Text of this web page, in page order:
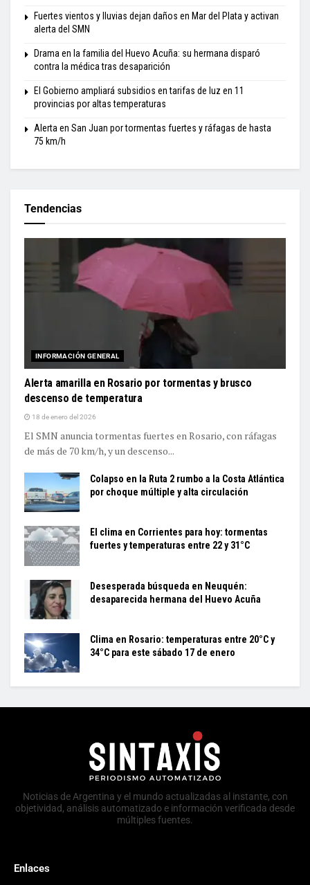
Fuertes vientos y lluvias dejan daños en Mar del Plata y activan
alerta del SMN
Drama en la familia del Huevo Acuña: su hermana disparó
contra la médica tras desaparición
El Gobierno ampliará subsidios en tarifas de luz en 11
provincias por altas temperaturas
Alerta en San Juan por tormentas fuertes y ráfagas de hasta
75 km/h
Tendencias
INFORMACIÓN GENERAL
Alerta amarilla en Rosario por tormentas y brusco
descenso de temperatura
18 de enero del 2026
El SMN anuncia tormentas fuertes en Rosario, con ráfagas
de más de 70 km/h, y un descenso...
Colapso en la Ruta 2 rumbo a la Costa Atlántica
por choque múltiple y alta circulación
El clima en Corrientes para hoy: tormentas
fuertes y temperaturas entre 22 y 31°C
Desesperada búsqueda en Neuquén:
desaparecida hermana del Huevo Acuña
Clima en Rosario: temperaturas entre 20°C y
34°C para este sábado 17 de enero
Noticias de Argentina y el mundo actualizadas al instante, con
objetividad, análisis automatizado e información verificada desde
múltiples fuentes.
Enlaces